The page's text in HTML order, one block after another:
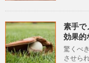
素手で
効果的
驚くべ
させら